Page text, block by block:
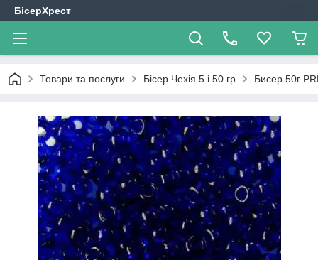
БісерХрест
Товари та послуги Бісер Чехія 5 і 50 гр Бисер 50г